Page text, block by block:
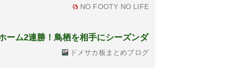
NO FOOTY NO LIFE
ーム2連勝！鳥栖を相手にシーズンダ
ドメサカ板まとめブログ